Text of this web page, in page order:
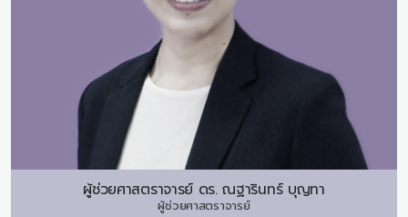
ผู้ช่วยศาสตราจารย์ ดร. ณฐารินทร์ บุญทา
ผู้ช่วยศาสตราจารย์